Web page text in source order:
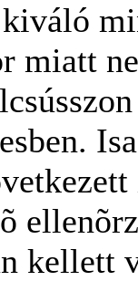
miatt
kellett